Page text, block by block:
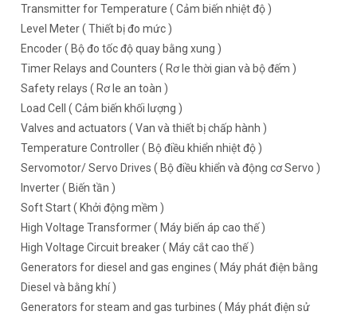
Transmitter for Temperature ( Cảm biến nhiệt độ )
Level Meter ( Thiết bị đo mức )
Encoder ( Bộ đo tốc độ quay bằng xung )
Timer Relays and Counters ( Rơ le thời gian và bộ đếm )
Safety relays ( Rơ le an toàn )
Load Cell ( Cảm biến khối lượng )
Valves and actuators ( Van và thiết bị chấp hành )
Temperature Controller ( Bộ điều khiển nhiệt độ )
Servomotor/ Servo Drives ( Bộ điều khiển và động cơ Servo )
Inverter ( Biến tần )
Soft Start ( Khởi động mềm )
High Voltage Transformer ( Máy biến áp cao thế )
High Voltage Circuit breaker ( Máy cắt cao thế )
Generators for diesel and gas engines ( Máy phát điện bằng
Diesel và bằng khí )
Generators for steam and gas turbines ( Máy phát điện sử